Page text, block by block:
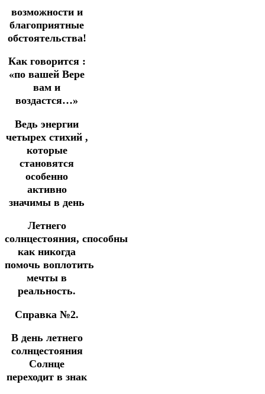
возможности и
благоприятные
обстоятельства!
Как говорится :
«по вашей Вере
вам и
воздастся…»
Ведь энергии
четырех стихий ,
которые
становятся
особенно
активно
значимы в день
Летнего
солнцестояния, способны
как никогда
помочь воплотить
мечты в
реальность.
Справка №2.
В день летнего
солнцестояния
Солнце
переходит в знак